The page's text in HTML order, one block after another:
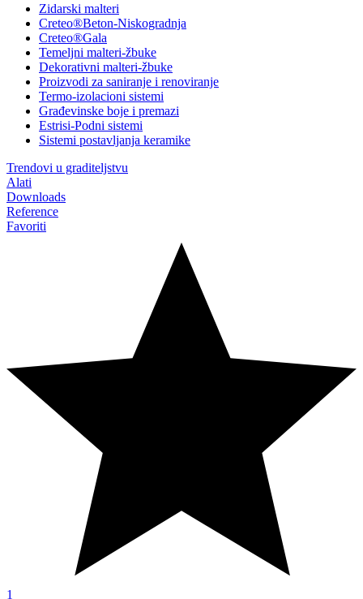
Zidarski malteri
Creteo®Beton-Niskogradnja
Creteo®Gala
Temeljni malteri-žbuke
Dekorativni malteri-žbuke
Proizvodi za saniranje i renoviranje
Termo-izolacioni sistemi
Građevinske boje i premazi
Estrisi-Podni sistemi
Sistemi postavljanja keramike
Trendovi u graditeljstvu
Alati
Downloads
Reference
Favoriti
1